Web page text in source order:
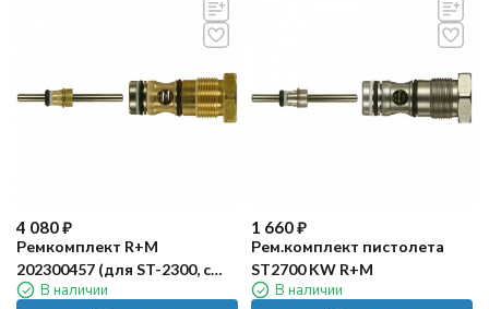
4 080₽
Ремкомплект R+M
202300457 (для ST-2300, с
защ. от замерз.)
В наличии
1 660₽
Рем.комплект пистолета
ST2700 KW R+M
В наличии